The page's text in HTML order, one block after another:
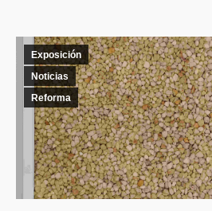
Exposición
Noticias
Reforma